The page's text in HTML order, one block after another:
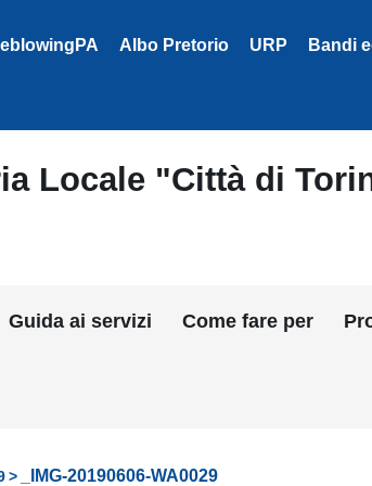
Albo Pretorio URP Bandi
Locale "Città di
Guida ai servizi Come fare per
_IMG-20190606-WA0029